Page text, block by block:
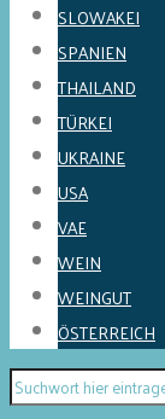
SLOWAKEI
SPANIEN
THAILAND
TÜRKEI
UKRAINE
USA
VAE
WEIN
WEINGUT
ÖSTERREICH